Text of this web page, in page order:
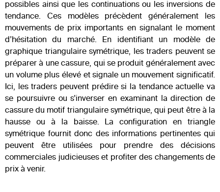
possibles ainsi que les continuations ou les inversions de
tendance. Ces modèles précèdent généralement les
mouvements de prix importants en signalant le moment
d’hésitation du marché. En identifiant un modèle de
graphique triangulaire symétrique, les traders peuvent se
préparer à une cassure, qui se produit généralement avec
un volume plus élevé et signale un mouvement significatif.
Ici, les traders peuvent prédire si la tendance actuelle va
se poursuivre ou s'inverser en examinant la direction de
cassure du motif triangulaire symétrique, qui peut être à la
hausse ou à la baisse. La configuration en triangle
symétrique fournit donc des informations pertinentes qui
peuvent être utilisées pour prendre des décisions
commerciales judicieuses et profiter des changements de
prix à venir.